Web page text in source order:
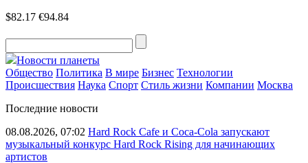
$82.17 €94.84
Новости планеты
Общество Политика В мире Бизнес Технологии
Происшествия Наука Спорт Стиль жизни Компании Москва
Последние новости
08.08.2026, 07:02 Hard Rock Cafe и Coca-Cola запускают
музыкальный конкурс Hard Rock Rising для начинающих
артистов